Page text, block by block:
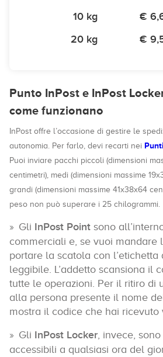
10 kg
€
20 kg
€
Punto InPost e InPost
come funzionano
InPost offre l’occasione di gestire le
autonomia. Per farlo, devi recarti nei
Puoi inviare pacchi piccoli (dimensioni
centimetri), medi (dimensioni massime
grandi (dimensioni massime 41x38x64
peso non può superare i 25 chilogrammi.
Gli InPost Point sono
commerciali e, se vuoi mandare
portare la scatola con l’etichetta
leggibile. L’addetto scansiona il
tutte le operazioni. Per il ritiro di
alla persona presente il nome
mostra il codice che hai ricevuto
Gli InPost Locker, invece,
accessibili a qualsiasi ora del